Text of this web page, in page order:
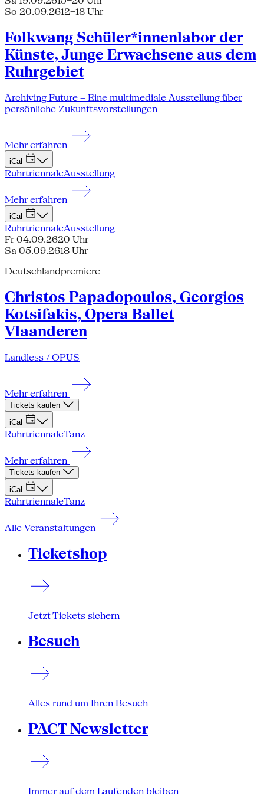
So 20.09.2612–18 Uhr
Folkwang Schüler*innenlabor der
Künste, Junge Erwachsene aus dem
Ruhrgebiet
Archiving Future – Eine multimediale Ausstellung über
persönliche Zukunftsvorstellungen
Mehr erfahren
iCal
RuhrtriennaleAusstellung
Mehr erfahren
iCal
RuhrtriennaleAusstellung
Fr 04.09.2620 Uhr
Sa 05.09.2618 Uhr
Deutschlandpremiere
Christos Papadopoulos, Georgios
Kotsifakis, Opera Ballet
Vlaanderen
Landless / OPUS
Mehr erfahren
Tickets kaufen
iCal
RuhrtriennaleTanz
Mehr erfahren
Tickets kaufen
iCal
RuhrtriennaleTanz
Alle Veranstaltungen
Ticketshop
Jetzt Tickets sichern
Besuch
Alles rund um Ihren Besuch
PACT Newsletter
Immer auf dem Laufenden bleiben